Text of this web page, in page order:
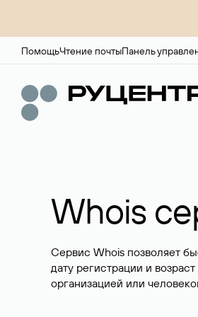
ПомощьЧтение почтыПанель
Whois
Сервис Whois позволяет
дату регистрации и
организацией или